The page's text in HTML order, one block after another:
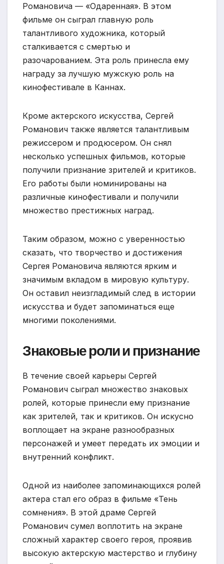
Романовича — «Одаренная». В этом
фильме он сыграл главную роль
талантливого художника, который
сталкивается с смертью и
разочарованием. Эта роль принесла ему
награду за лучшую мужскую роль на
кинофестивале в Каннах.
Кроме актерского искусства, Сергей
Романович также является талантливым
режиссером и продюсером. Он снял
несколько успешных фильмов, которые
получили признание зрителей и критиков.
Его работы были номинированы на
различные кинофестивали и получили
множество престижных наград.
Таким образом, можно с уверенностью
сказать, что творчество и достижения
Сергея Романовича являются ярким и
значимым вкладом в мировую культуру.
Он оставил неизгладимый след в истории
искусства и будет запоминаться еще
многими поколениями.
Знаковые роли и признание
В течение своей карьеры Сергей
Романович сыграл множество знаковых
ролей, которые принесли ему признание
как зрителей, так и критиков. Он искусно
воплощает на экране разнообразных
персонажей и умеет передать их эмоции и
внутренний конфликт.
Одной из наиболее запоминающихся ролей
актера стал его образ в фильме «Тень
сомнения». В этой драме Сергей
Романович сумел воплотить на экране
сложный характер своего героя, проявив
высокую актерскую мастерство и глубину